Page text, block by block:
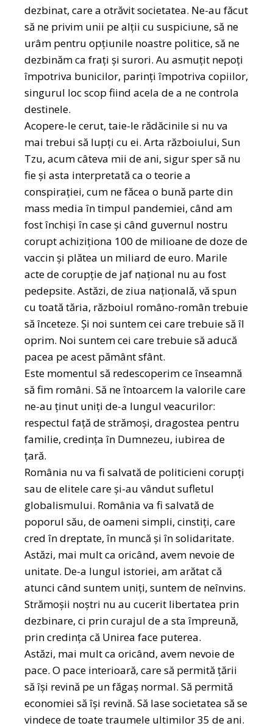
dezbinat, care a otrăvit societatea. Ne-au făcut
să ne privim unii pe alții cu suspiciune, să ne
urâm pentru opțiunile noastre politice, să ne
dezbinăm ca frați și surori. Au asmuțit nepoți
împotriva bunicilor, parinți împotriva copiilor,
singurul loc scop fiind acela de a ne controla
destinele.
Acopere-le cerut, taie-le rădăcinile si nu va
mai trebui să lupți cu ei. Arta războiului, Sun
Tzu, acum câteva mii de ani, sigur sper să nu
fie și asta interpretată ca o teorie a
conspirației, cum ne făcea o bună parte din
mass media în timpul pandemiei, când am
fost închiși în case și când guvernul nostru
corupt achiziționa 100 de milioane de doze de
vaccin și plătea un miliard de euro. Marile
acte de corupție de jaf național nu au fost
pedepsite. Astăzi, de ziua națională, vă spun
cu toată tăria, războiul româno-român trebuie
să înceteze. Și noi suntem cei care trebuie să îl
oprim. Noi suntem cei care trebuie să aducă
pacea pe acest pământ sfânt.
Este momentul să redescoperim ce înseamnă
să fim români. Să ne întoarcem la valorile care
ne-au ținut uniți de-a lungul veacurilor:
respectul față de strămoși, dragostea pentru
familie, credința în Dumnezeu, iubirea de
țară.
România nu va fi salvată de politicieni corupți
sau de elitele care și-au vândut sufletul
globalismului. România va fi salvată de
poporul său, de oameni simpli, cinstiți, care
cred în dreptate, în muncă și în solidaritate.
Astăzi, mai mult ca oricând, avem nevoie de
unitate. De-a lungul istoriei, am arătat că
atunci când suntem uniți, suntem de neînvins.
Strămoșii noștri nu au cucerit libertatea prin
dezbinare, ci prin curajul de a sta împreună,
prin credința că Unirea face puterea.
Astăzi, mai mult ca oricând, avem nevoie de
pace. O pace interioară, care să permită țării
să își revină pe un făgaș normal. Să permită
economiei să își revină. Să lase societatea să se
vindece de toate traumele ultimilor 35 de ani.